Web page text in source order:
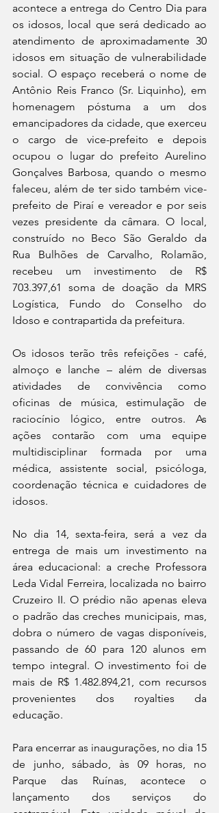
acontece a entrega do Centro Dia para
os idosos, local que será dedicado ao
atendimento de aproximadamente 30
idosos em situação de vulnerabilidade
social. O espaço receberá o nome de
Antônio Reis Franco (Sr. Liquinho), em
homenagem póstuma a um dos
emancipadores da cidade, que exerceu
o cargo de vice-prefeito e depois
ocupou o lugar do prefeito Aurelino
Gonçalves Barbosa, quando o mesmo
faleceu, além de ter sido também vice-
prefeito de Piraí e vereador e por seis
vezes presidente da câmara. O local,
construído no Beco São Geraldo da
Rua Bulhões de Carvalho, Rolamão,
recebeu um investimento de R$
703.397,61 soma de doação da MRS
Logística, Fundo do Conselho do
Idoso e contrapartida da prefeitura.
Os idosos terão três refeições - café,
almoço e lanche – além de diversas
atividades de convivência como
oficinas de música, estimulação de
raciocínio lógico, entre outros. As
ações contarão com uma equipe
multidisciplinar formada por uma
médica, assistente social, psicóloga,
coordenação técnica e cuidadores de
idosos.
No dia 14, sexta-feira, será a vez da
entrega de mais um investimento na
área educacional: a creche Professora
Leda Vidal Ferreira, localizada no bairro
Cruzeiro II. O prédio não apenas eleva
o padrão das creches municipais, mas,
dobra o número de vagas disponíveis,
passando de 60 para 120 alunos em
tempo integral. O investimento foi de
mais de R$ 1.482.894,21, com recursos
provenientes dos royalties da
educação.
Para encerrar as inaugurações, no dia 15
de junho, sábado, às 09 horas, no
Parque das Ruínas, acontece o
lançamento dos serviços do